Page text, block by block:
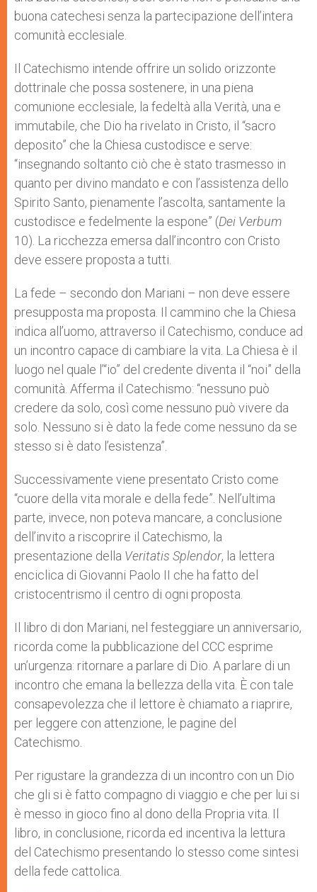
buona catechesi senza la partecipazione dell’intera
comunità ecclesiale.
Il Catechismo intende offrire un solido orizzonte
dottrinale che possa sostenere, in una piena
comunione ecclesiale, la fedeltà alla Verità, una e
immutabile, che Dio ha rivelato in Cristo, il “sacro
deposito” che la Chiesa custodisce e serve:
“insegnando soltanto ciò che è stato trasmesso in
quanto per divino mandato e con l’assistenza dello
Spirito Santo, pienamente l’ascolta, santamente la
custodisce e fedelmente la espone” (Dei Verbum
10). La ricchezza emersa dall’incontro con Cristo
deve essere proposta a tutti.
La fede – secondo don Mariani – non deve essere
presupposta ma proposta. Il cammino che la Chiesa
indica all’uomo, attraverso il Catechismo, conduce ad
un incontro capace di cambiare la vita. La Chiesa è il
luogo nel quale l’“io” del credente diventa il “noi” della
comunità. Afferma il Catechismo: “nessuno può
credere da solo, così come nessuno può vivere da
solo. Nessuno si è dato la fede come nessuno da se
stesso si è dato l’esistenza”.
Successivamente viene presentato Cristo come
“cuore della vita morale e della fede”. Nell’ultima
parte, invece, non poteva mancare, a conclusione
dell’invito a riscoprire il Catechismo, la
presentazione della Veritatis Splendor, la lettera
enciclica di Giovanni Paolo II che ha fatto del
cristocentrismo il centro di ogni proposta.
Il libro di don Mariani, nel festeggiare un anniversario,
ricorda come la pubblicazione del CCC esprime
un’urgenza: ritornare a parlare di Dio. A parlare di un
incontro che emana la bellezza della vita. È con tale
consapevolezza che il lettore è chiamato a riaprire,
per leggere con attenzione, le pagine del
Catechismo.
Per rigustare la grandezza di un incontro con un Dio
che gli si è fatto compagno di viaggio e che per lui si
è messo in gioco fino al dono della Propria vita. Il
libro, in conclusione, ricorda ed incentiva la lettura
del Catechismo presentando lo stesso come sintesi
della fede cattolica.